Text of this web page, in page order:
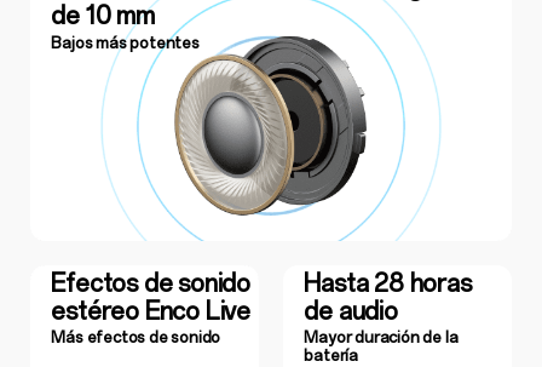
de 10 mm
Bajos más potentes
Efectos de sonido
estéreo Enco Live
Más efectos de sonido
Hasta 28 horas
de audio
Mayor duración de la
batería